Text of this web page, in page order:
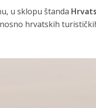
u sklopu štanda
hrvatskih